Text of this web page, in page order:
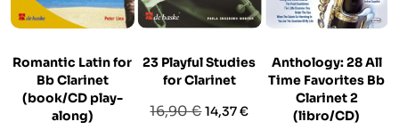
Romantic Latin for
Bb Clarinet
(book/CD play-
along)
23 Playful Studies
for Clarinet
Prezzo
16,90 €Prezzo
14,37 €
Anthology: 28 All
Time Favorites Bb
Clarinet 2
(libro/CD)